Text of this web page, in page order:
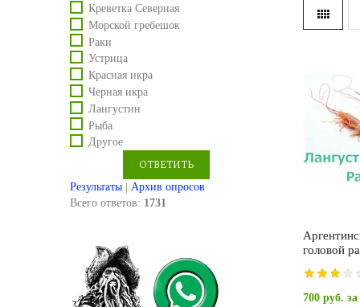
головой
700 руб.
Креветка Северная
Морской гребешок
Раки
Устрица
Красная икра
Черная икра
Лангустин
Рыба
Другое
Результаты
Архив опросов
Всего ответов: 1731